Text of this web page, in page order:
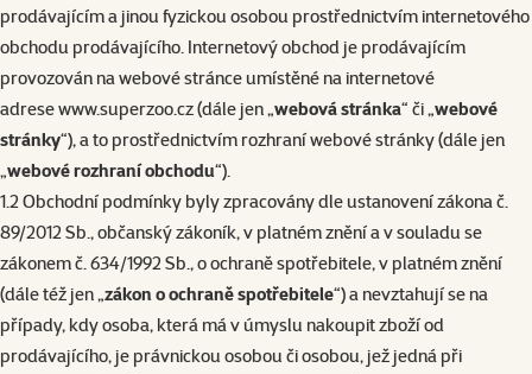
prodávajícím a jinou fyzickou osobou prostřednictvím internetového
obchodu prodávajícího. Internetový obchod je prodávajícím
provozován na webové stránce umístěné na internetové
adresewww.superzoo.cz(dále jen „webová stránka“ či „webové
stránky“), a to prostřednictvím rozhraní webové stránky (dále jen
„webové rozhraní obchodu“).
1.2 Obchodní podmínky byly zpracovány dle ustanovení zákona č.
89/2012 Sb., občanský zákoník, v platném znění a v souladu se
zákonem č. 634/1992 Sb., o ochraně spotřebitele, v platném znění
(dále též jen „zákon o ochraně spotřebitele“) a nevztahují se na
případy, kdy osoba, která má v úmyslu nakoupit zboží od
prodávajícího, je právnickou osobou či osobou, jež jedná při